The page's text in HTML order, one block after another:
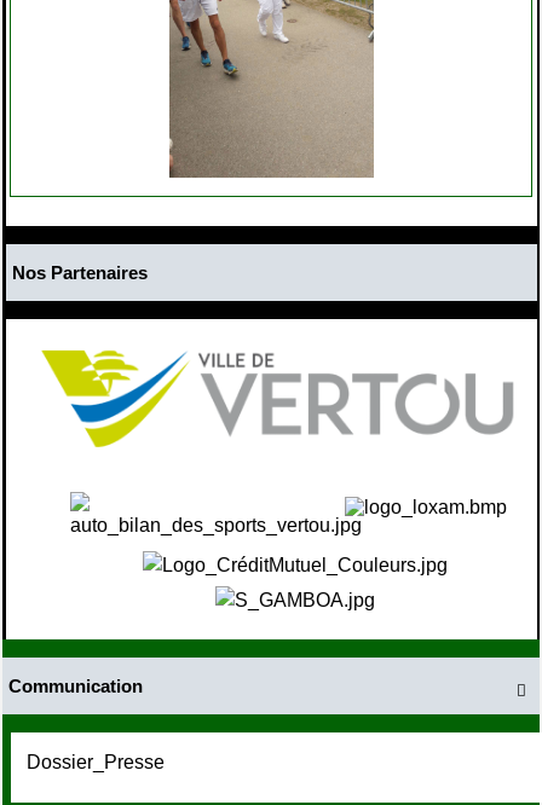

Communication
Dossier_Presse
Nos Partenaires